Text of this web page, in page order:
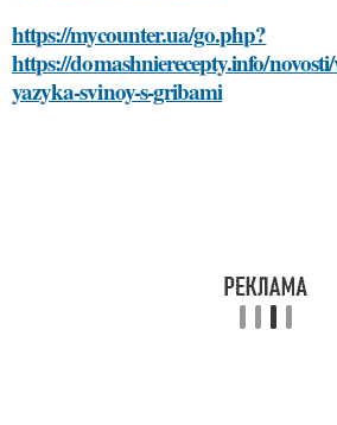
https://mycounter.ua/go.php?
https://domashnierecepty.info/
yazyka-svinoy-s-gribami